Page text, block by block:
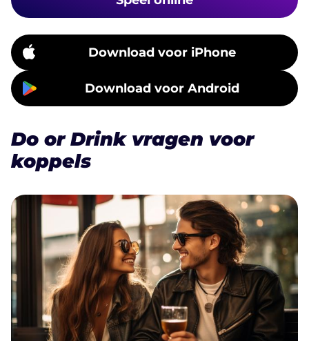
Download voor iPhone
Download voor Android
Do or Drink vragen voor
koppels